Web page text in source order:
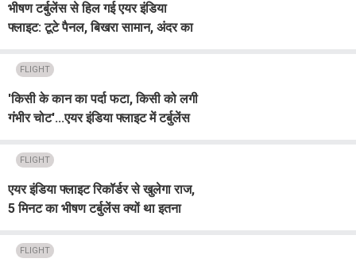
भीषण टर्बुलेंस से हिल गई एयर इंडिया
फ्लाइट: टूटे पैनल, बिखरा सामान, अंदर का
FLIGHT
'किसी के कान का पर्दा फटा, किसी को लगी
गंभीर चोट'...एयर इंडिया फ्लाइट में टर्बुलेंस
FLIGHT
एयर इंडिया फ्लाइट रिकॉर्डर से खुलेगा राज,
5 मिनट का भीषण टर्बुलेंस क्यों था इतना
FLIGHT